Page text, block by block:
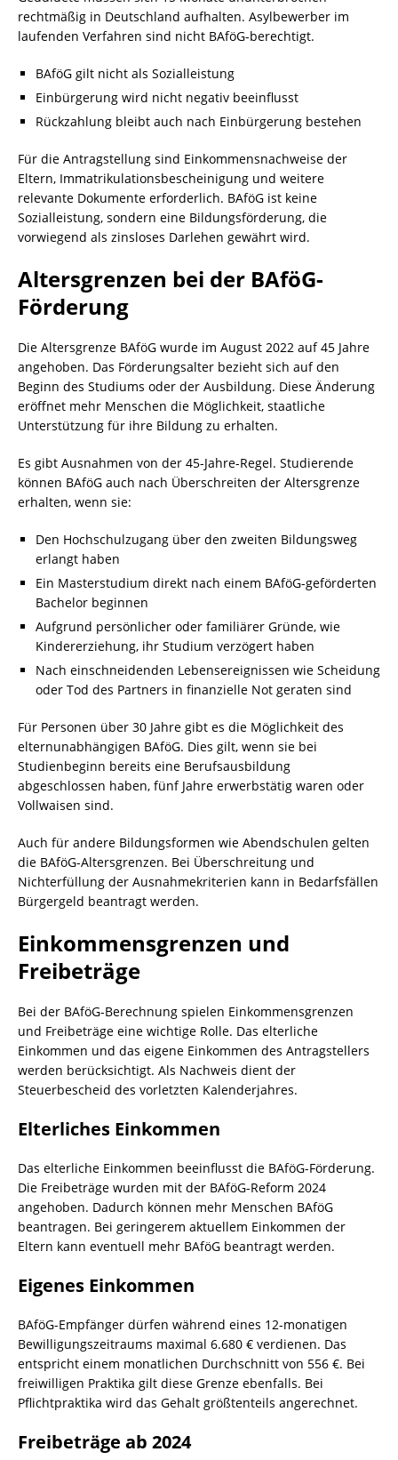
rechtmäßig in Deutschland aufhalten. Asylbewerber im
laufenden Verfahren sind nicht BAföG-berechtigt.
BAföG gilt nicht als Sozialleistung
Einbürgerung wird nicht negativ beeinflusst
Rückzahlung bleibt auch nach Einbürgerung bestehen
Für die Antragstellung sind Einkommensnachweise der
Eltern, Immatrikulationsbescheinigung und weitere
relevante Dokumente erforderlich. BAföG ist keine
Sozialleistung, sondern eine Bildungsförderung, die
vorwiegend als zinsloses Darlehen gewährt wird.
Altersgrenzen bei der BAföG-
Förderung
Die Altersgrenze BAföG wurde im August 2022 auf 45 Jahre
angehoben. Das Förderungsalter bezieht sich auf den
Beginn des Studiums oder der Ausbildung. Diese Änderung
eröffnet mehr Menschen die Möglichkeit, staatliche
Unterstützung für ihre Bildung zu erhalten.
Es gibt Ausnahmen von der 45-Jahre-Regel. Studierende
können BAföG auch nach Überschreiten der Altersgrenze
erhalten, wenn sie:
Den Hochschulzugang über den zweiten Bildungsweg
erlangt haben
Ein Masterstudium direkt nach einem BAföG-geförderten
Bachelor beginnen
Aufgrund persönlicher oder familiärer Gründe, wie
Kindererziehung, ihr Studium verzögert haben
Nach einschneidenden Lebensereignissen wie Scheidung
oder Tod des Partners in finanzielle Not geraten sind
Für Personen über 30 Jahre gibt es die Möglichkeit des
elternunabhängigen BAföG. Dies gilt, wenn sie bei
Studienbeginn bereits eine Berufsausbildung
abgeschlossen haben, fünf Jahre erwerbstätig waren oder
Vollwaisen sind.
Auch für andere Bildungsformen wie Abendschulen gelten
die BAföG-Altersgrenzen. Bei Überschreitung und
Nichterfüllung der Ausnahmekriterien kann in Bedarfsfällen
Bürgergeld beantragt werden.
Einkommensgrenzen und
Freibeträge
Bei der BAföG-Berechnung spielen Einkommensgrenzen
und Freibeträge eine wichtige Rolle. Das elterliche
Einkommen und das eigene Einkommen des Antragstellers
werden berücksichtigt. Als Nachweis dient der
Steuerbescheid des vorletzten Kalenderjahres.
Elterliches Einkommen
Das elterliche Einkommen beeinflusst die BAföG-Förderung.
Die Freibeträge wurden mit der BAföG-Reform 2024
angehoben. Dadurch können mehr Menschen BAföG
beantragen. Bei geringerem aktuellem Einkommen der
Eltern kann eventuell mehr BAföG beantragt werden.
Eigenes Einkommen
BAföG-Empfänger dürfen während eines 12-monatigen
Bewilligungszeitraums maximal 6.680 € verdienen. Das
entspricht einem monatlichen Durchschnitt von 556 €. Bei
freiwilligen Praktika gilt diese Grenze ebenfalls. Bei
Pflichtpraktika wird das Gehalt größtenteils angerechnet.
Freibeträge ab 2024